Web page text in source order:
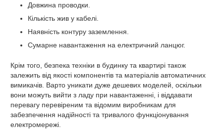
Довжина проводки.
Кількість жив у кабелі.
Наявність контуру заземлення.
Сумарне навантаження на електричний ланцюг.
Крім того, безпека техніки в будинку та квартирі також
залежить від якості компонентів та матеріалів автоматичних
вимикачів. Варто уникати дуже дешевих моделей, оскільки
вони можуть вийти з ладу при навантаженні, і віддавати
перевагу перевіреним та відомим виробникам для
забезпечення надійності та тривалого функціонування
електромережі.